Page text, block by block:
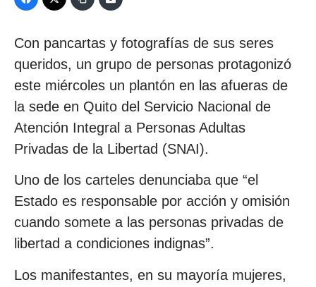
Con pancartas y fotografías de sus seres
queridos, un grupo de personas protagonizó
este miércoles un plantón en las afueras de
la sede en Quito del Servicio Nacional de
Atención Integral a Personas Adultas
Privadas de la Libertad (SNAI).
Uno de los carteles denunciaba que “el
Estado es responsable por acción y omisión
cuando somete a las personas privadas de
libertad a condiciones indignas”.
Los manifestantes, en su mayoría mujeres,